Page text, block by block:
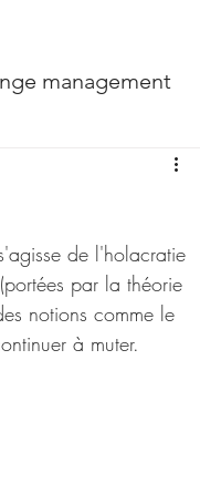
management
de l'holacratie
par la théorie
notions comme le
à muter.